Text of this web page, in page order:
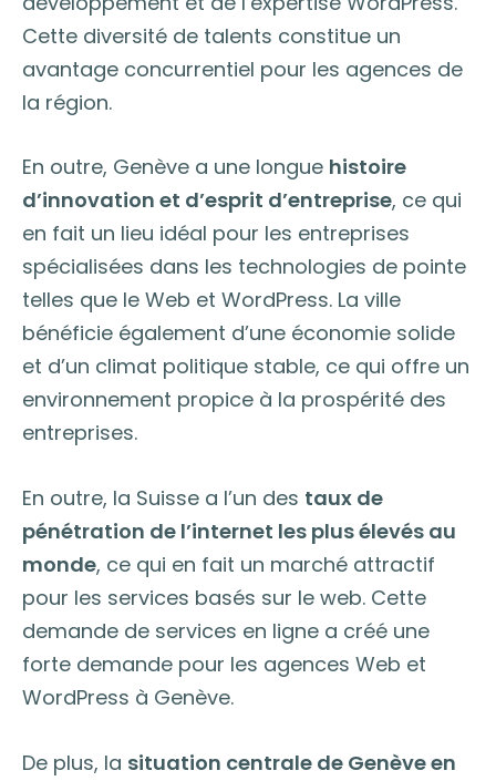
Cette diversité de talents constitue un
avantage concurrentiel pour les agences de
la région.
En outre, Genève a une longue histoire
d’innovation et d’esprit d’entreprise, ce qui
en fait un lieu idéal pour les entreprises
spécialisées dans les technologies de pointe
telles que le Web et WordPress. La ville
bénéficie également d’une économie solide
et d’un climat politique stable, ce qui offre un
environnement propice à la prospérité des
entreprises.
En outre, la Suisse a l’un des taux de
pénétration de l’internet les plus élevés au
monde, ce qui en fait un marché attractif
pour les services basés sur le web. Cette
demande de services en ligne a créé une
forte demande pour les agences Web et
WordPress à Genève.
De plus, la situation centrale de Genève en